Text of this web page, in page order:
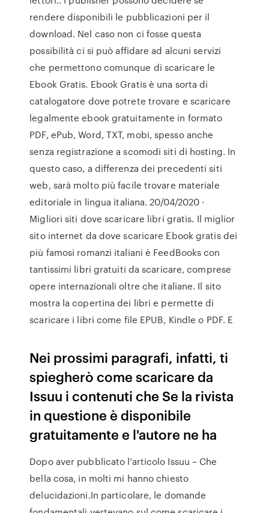
rendere disponibili le pubblicazioni per il
download. Nel caso non ci fosse questa
possibilità ci si può affidare ad alcuni servizi
che permettono comunque di scaricare le
Ebook Gratis. Ebook Gratis è una sorta di
catalogatore dove potrete trovare e scaricare
legalmente ebook gratuitamente in formato
PDF, ePub, Word, TXT, mobi, spesso anche
senza registrazione a scomodi siti di hosting. In
questo caso, a differenza dei precedenti siti
web, sarà molto più facile trovare materiale
editoriale in lingua italiana. 20/04/2020 ·
Migliori siti dove scaricare libri gratis. Il miglior
sito internet da dove scaricare Ebook gratis dei
più famosi romanzi italiani è FeedBooks con
tantissimi libri gratuiti da scaricare, comprese
opere internazionali oltre che italiane. Il sito
mostra la copertina dei libri e permette di
scaricare i libri come file EPUB, Kindle o PDF. E
Nei prossimi paragrafi, infatti, ti
spiegherò come scaricare da
Issuu i contenuti che Se la rivista
in questione è disponibile
gratuitamente e l'autore ne ha
Dopo aver pubblicato l’articolo Issuu – Che
bella cosa, in molti mi hanno chiesto
delucidazioni.In particolare, le domande